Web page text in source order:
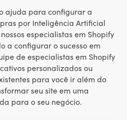
ajuda para configurar a
por Inteligência Artificial
especialistas em Shopify
a configurar o sucesso em
de especialistas em Shopify
personalizados ou
para você ir além do
seu site em uma
para o seu negócio.